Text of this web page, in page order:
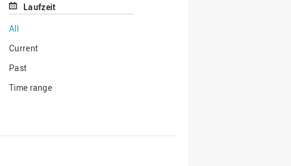
Laufzeit
All
Current
Past
Time range